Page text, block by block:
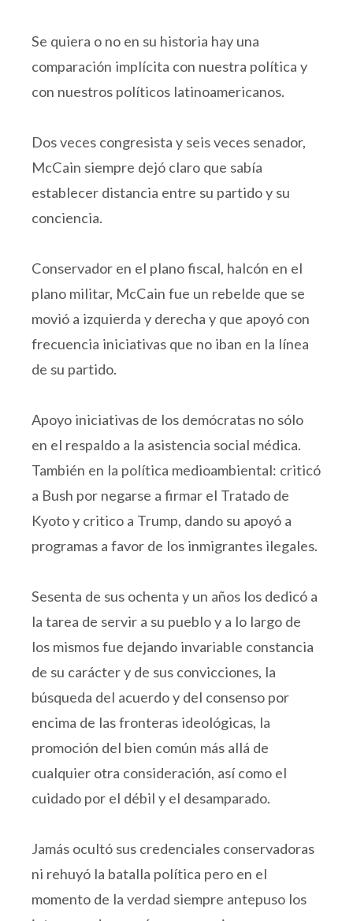
Se quiera o no en su historia hay una
comparación implícita con nuestra política y
con nuestros políticos latinoamericanos.
Dos veces congresista y seis veces senador,
McCain siempre dejó claro que sabía
establecer distancia entre su partido y su
conciencia.
Conservador en el plano fiscal, halcón en el
plano militar, McCain fue un rebelde que se
movió a izquierda y derecha y que apoyó con
frecuencia iniciativas que no iban en la línea
de su partido.
Apoyo iniciativas de los demócratas no sólo
en el respaldo a la asistencia social médica.
También en la política medioambiental: criticó
a Bush por negarse a firmar el Tratado de
Kyoto y critico a Trump, dando su apoyó a
programas a favor de los inmigrantes ilegales.
Sesenta de sus ochenta y un años los dedicó a
la tarea de servir a su pueblo y a lo largo de
los mismos fue dejando invariable constancia
de su carácter y de sus convicciones, la
búsqueda del acuerdo y del consenso por
encima de las fronteras ideológicas, la
promoción del bien común más allá de
cualquier otra consideración, así como el
cuidado por el débil y el desamparado.
Jamás ocultó sus credenciales conservadoras
ni rehuyó la batalla política pero en el
momento de la verdad siempre antepuso los